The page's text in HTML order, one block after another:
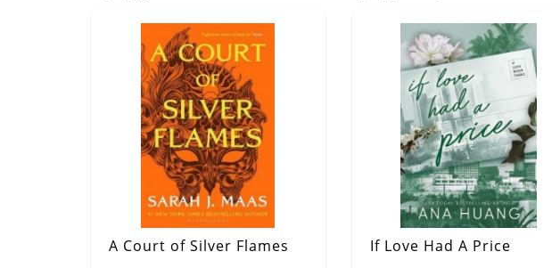
A Court of Silver Flames If Love Had A Price